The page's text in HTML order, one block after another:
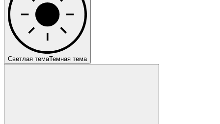
Светлая темаТемная тема